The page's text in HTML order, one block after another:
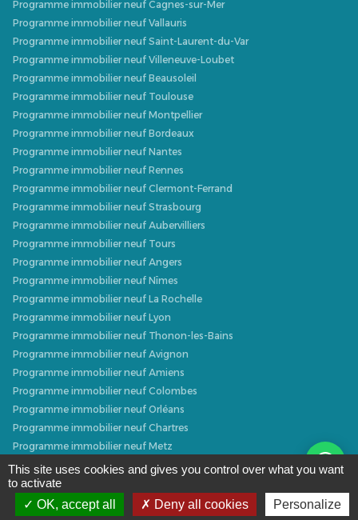
Programme immobilier neuf Cagnes-sur-Mer
Programme immobilier neuf Vallauris
Programme immobilier neuf Saint-Laurent-du-Var
Programme immobilier neuf Villeneuve-Loubet
Programme immobilier neuf Beausoleil
Programme immobilier neuf Toulouse
Programme immobilier neuf Montpellier
Programme immobilier neuf Bordeaux
Programme immobilier neuf Nantes
Programme immobilier neuf Rennes
Programme immobilier neuf Clermont-Ferrand
Programme immobilier neuf Strasbourg
Programme immobilier neuf Aubervilliers
Programme immobilier neuf Tours
Programme immobilier neuf Angers
Programme immobilier neuf Nîmes
Programme immobilier neuf La Rochelle
Programme immobilier neuf Lyon
Programme immobilier neuf Thonon-les-Bains
Programme immobilier neuf Avignon
Programme immobilier neuf Amiens
Programme immobilier neuf Colombes
Programme immobilier neuf Orléans
Programme immobilier neuf Chartres
Programme immobilier neuf Metz
Programme immobilier neuf Caen
Programme immobilier neuf Dijon
Programme immobilier neuf Villeurbanne
This site uses cookies and gives you control over what you want
to activate
OK, accept all
Deny all cookies Personalize